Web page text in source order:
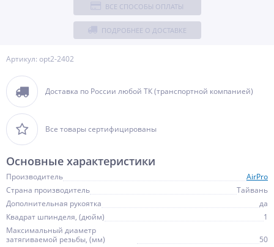
Артикул: opt2-2402
Доставка по России любой ТК (транспортной компанией)
Все товары сертифицированы
ВСЕ СПОСОБЫ ОПЛАТЫ
ПОДРОБНЕЕ О ДОСТАВКЕ
Основные характеристики
Производитель
AirPro
Страна производитель
Тайвань
Дополнительная рукоятка
да
Квадрат шпинделя, (дюйм)
1
Максимальный диаметр
затягиваемой резьбы, (мм)
50